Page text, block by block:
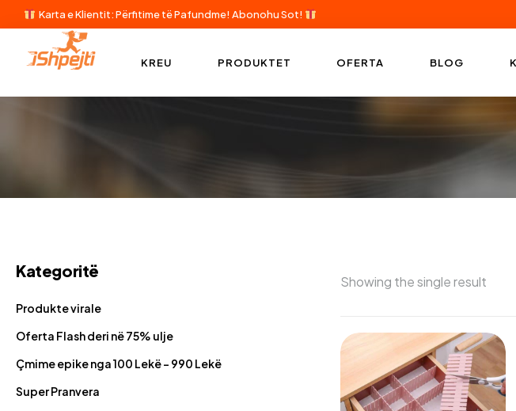
Karta e Klientit: Përfitime të Pafundme! Abonohu Sot!
KREU PRODUKTET OFERTA BLOG
Showing the single result
Kategoritë
Produkte virale
Oferta Flash deri në 75% ulje
Çmime epike nga 100 Lekë - 990 Lekë
Super Pranvera